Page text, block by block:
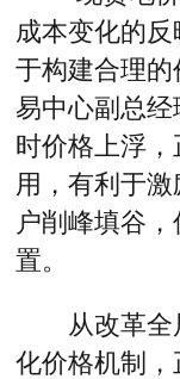
成本变化的
于构建合理的
易中心副总
时价格上浮
用，有利于
户削峰填谷
置。
从改革全
化价格机制